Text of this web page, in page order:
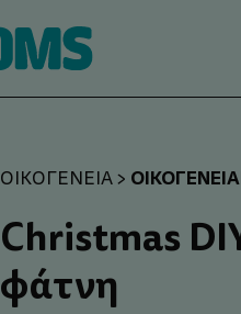
ΟΙΚΟΓΈΝΕΙΑ>
Christmas
φάτνη